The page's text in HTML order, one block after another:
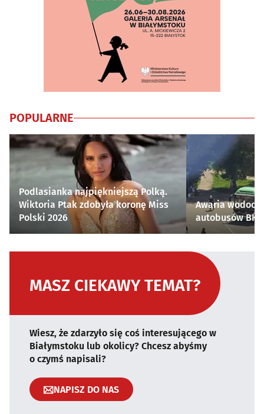
POPULARNE
Podlasianka najpiękniejszą Polką.
Wiktoria Ptak zdobyła koronę Miss
Polski 2026
Awaria
autobusów
MASZ CIEKAWY TEMAT?
Wiesz, że zdarzyło się coś interesującego w
Białymstoku lub okolicy? Chcesz abyśmy
o czymś napisali?
NAPISZ DO NAS